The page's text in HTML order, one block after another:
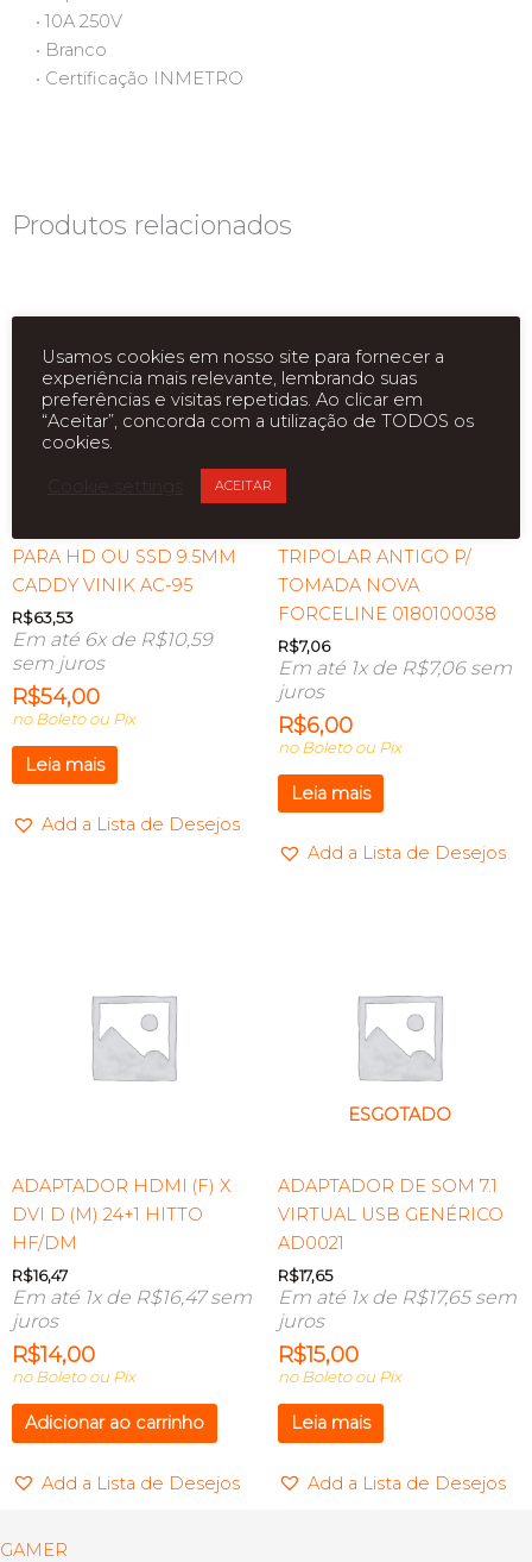
• 10A 250V
• Branco
• Certificação INMETRO
Produtos relacionados
ESGOTADO
PARA HD OU SSD 9.5MM
CADDY VINIK AC-95
R$63,53
Em até 6x de R$10,59
sem juros
R$54,00
no Boleto ou Pix
Leia mais
Add a Lista de Desejos
TRIPOLAR ANTIGO P/
TOMADA NOVA
FORCELINE 0180100038
R$7,06
Em até 1x de R$7,06sem
juros
R$6,00
no Boleto ou Pix
Leia mais
Add a Lista de Desejos
ADAPTADOR HDMI (F) X
DVI D (M) 24+1 HITTO
HF/DM
R$16,47
Em até 1x de R$16,47sem
juros
R$14,00
no Boleto ou Pix
Adicionar ao carrinho
Add a Lista de Desejos
ESGOTADO
ADAPTADOR DE SOM 7.1
VIRTUAL USB GENÉRICO
AD0021
R$17,65
Em até 1x de R$17,65sem
juros
R$15,00
no Boleto ou Pix
Leia mais
Add a Lista de Desejos
GAMER
Usamos cookies em nosso site para fornecer a
experiência mais relevante, lembrando suas
preferências e visitas repetidas. Ao clicar em
“Aceitar”, concorda com a utilização de TODOS os
cookies.
ACEITAR